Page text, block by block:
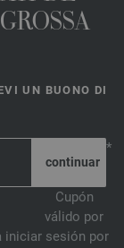
UN BUONO DI
*
Cupón
válido por
iniciar sesión por